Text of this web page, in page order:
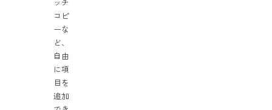
ッチ
コピ
ーな
ど、
自由
に項
目を
追加